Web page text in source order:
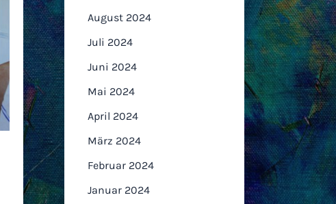
August 2024
Juli 2024
Juni 2024
Mai 2024
April 2024
März 2024
Februar 2024
Januar 2024